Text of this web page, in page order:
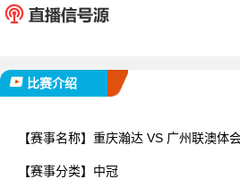
比赛介绍
【赛事名称】 重庆瀚达 VS 广州联澳体
【赛事分类】 中冠